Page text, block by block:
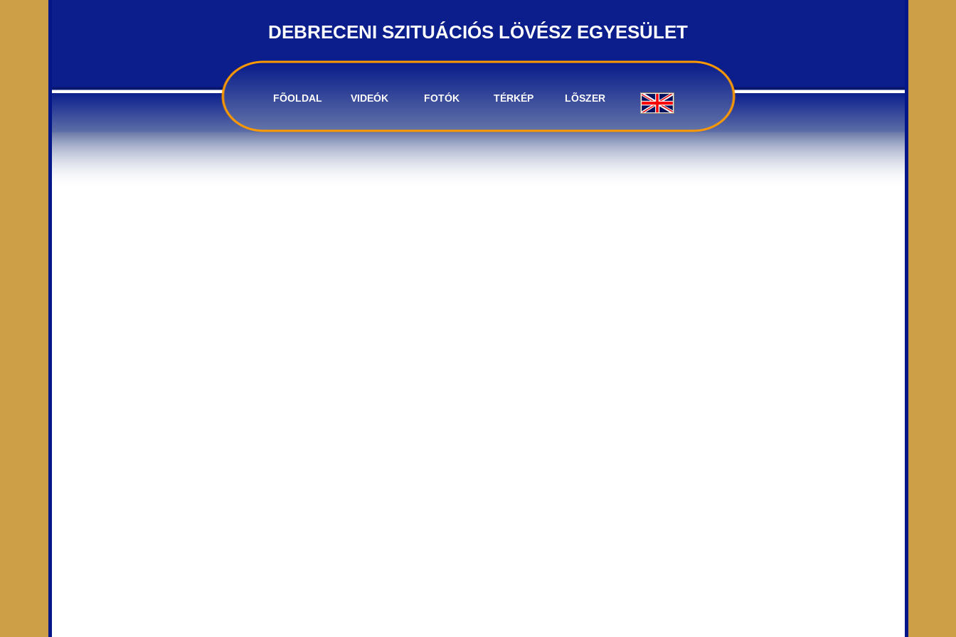
DEBRECENI SZITUÁCIÓS LÖVÉSZ EGYESÜLET
FÕOLDAL VIDEÓK FOTÓK TÉRKÉP LÕSZER